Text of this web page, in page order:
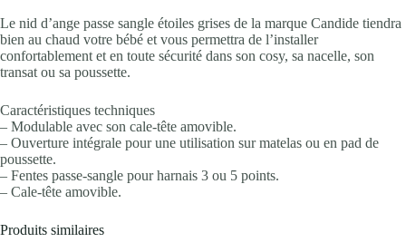
Le nid d’ange passe sangle étoiles grises de la marque Candide tiendra
bien au chaud votre bébé et vous permettra de l’installer
confortablement et en toute sécurité dans son cosy, sa nacelle, son
transat ou sa poussette.
Caractéristiques techniques
– Modulable avec son cale-tête amovible.
– Ouverture intégrale pour une utilisation sur matelas ou en pad de
poussette.
– Fentes passe-sangle pour harnais 3 ou 5 points.
– Cale-tête amovible.
Produits similaires